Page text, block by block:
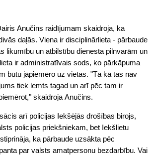
Anučins raidījumam skaidroja, ka
daļās. Viena ir disciplinārlieta - pārbaude
likumību un atbilstību dienesta pilnvarām un
ir administratīvais sods, ko pārkāpuma
būtu jāpiemēro uz vietas. "Tā kā tas nav
tiek lemts tagad un arī pēc tam ir
skaidroja Anučins.
arī policijas Iekšējās drošības birojs,
policijas priekšniekam, bet Iekšlietu
ka pārbaude uzsākta pēc
par valsts amatpersonu bezdarbību. Vai